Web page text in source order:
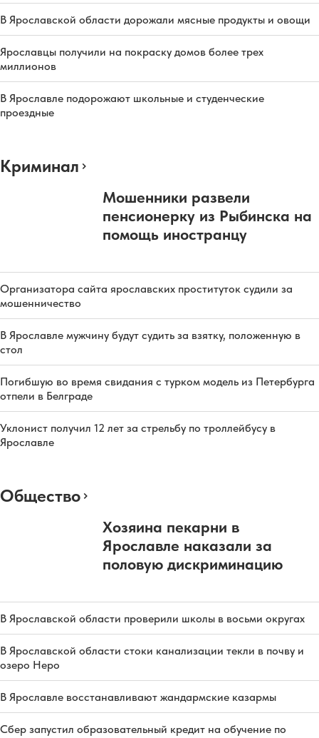
В Ярославской области дорожали мясные продукты и овощи
Ярославцы получили на покраску домов более трех
миллионов
В Ярославле подорожают школьные и студенческие
проездные
Криминал
Мошенники развели
пенсионерку из Рыбинска на
помощь иностранцу
Организатора сайта ярославских проституток судили за
мошенничество
В Ярославле мужчину будут судить за взятку, положенную в
стол
Погибшую во время свидания с турком модель из Петербурга
отпели в Белграде
Уклонист получил 12 лет за стрельбу по троллейбусу в
Ярославле
Общество
Хозяина пекарни в
Ярославле наказали за
половую дискриминацию
В Ярославской области проверили школы в восьми округах
В Ярославской области стоки канализации текли в почву и
озеро Неро
В Ярославле восстанавливают жандармские казармы
Сбер запустил образовательный кредит на обучение по